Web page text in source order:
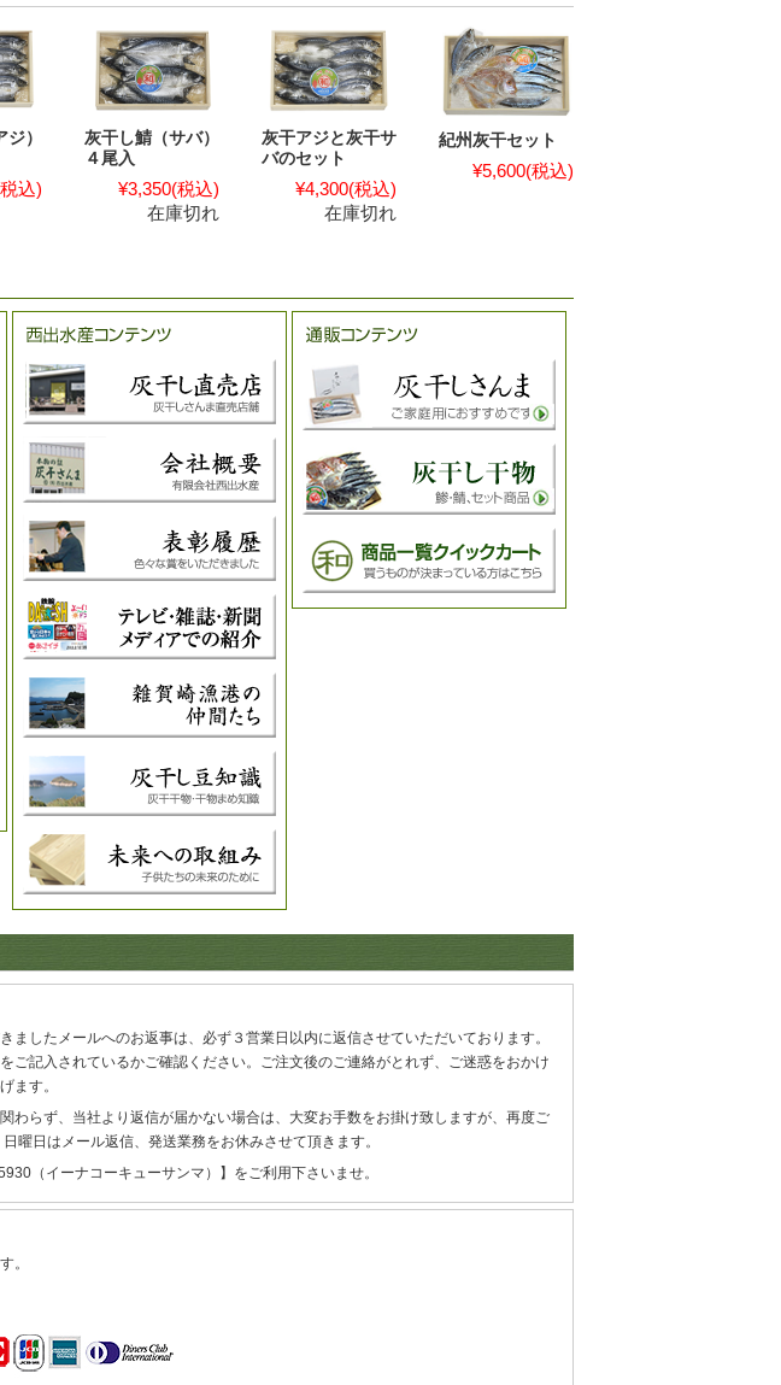
）
込)
灰干し鯖（サバ）
４尾入
¥3,350(税込)
在庫切れ
灰干アジと灰干サ
バのセット
¥4,300(税込)
在庫切れ
紀州灰干セット
¥5,600(税込)
ましたメールへのお返事は、必ず３営業日以内に返信させていただいております。
ご記入されているかご確認ください。ご注文後のご連絡がとれず、ご迷惑をおかけ
ます。
わらず、当社より返信が届かない場合は、大変お手数をお掛け致しますが、再度ご
曜日はメール返信、発送業務をお休みさせて頂きます。
（イーナコーキューサンマ）】をご利用下さいませ。
。